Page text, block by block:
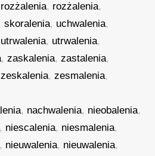
rozżalenia, rozżalenia,
skoralenia, uchwalenia,
utrwalenia, utrwalenia,
,zaskalenia,zastalenia,
zeskalenia,zesmalenia,
, nachwalenia, nieobalenia,
, niescalenia, niesmalenia,
, nieuwalenia, nieuwalenia,